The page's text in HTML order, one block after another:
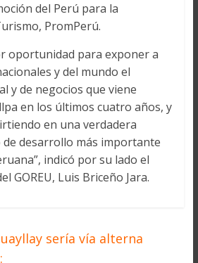
del Perú para la
PromPerú.
oportunidad para exponer a
y del mundo el
y de negocios que viene
en los últimos cuatro años, y
en una verdadera
desarrollo más importante
indicó por su lado el
GOREU, Luis Briceño Jara.
sería vía alterna